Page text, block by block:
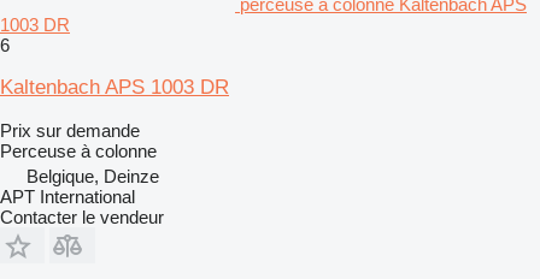
1003 DR
6
Kaltenbach APS 1003 DR
Prix sur demande
Perceuse à colonne
Belgique, Deinze
APT International
Contacter le vendeur